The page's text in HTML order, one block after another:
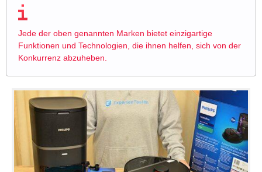
Jede der oben genannten Marken bietet einzigartige
Funktionen und Technologien, die ihnen helfen, sich von der
Konkurrenz abzuheben.